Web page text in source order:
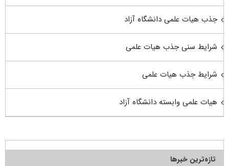
جذب هیات علمی دانشگاه آزاد
شرایط سنی جذب هیات علمی
شرایط جذب هیات علمی
هیات علمی وابسته دانشگاه آزاد
تازه‌ترین خبرها